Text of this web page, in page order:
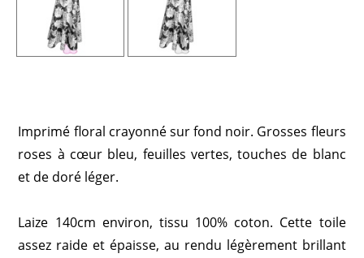
Imprimé floral crayonné sur fond noir. Grosses fleurs
roses à cœur bleu, feuilles vertes, touches de blanc
et de doré léger.
Laize 140cm environ, tissu 100% coton. Cette toile
assez raide et épaisse, au rendu légèrement brillant